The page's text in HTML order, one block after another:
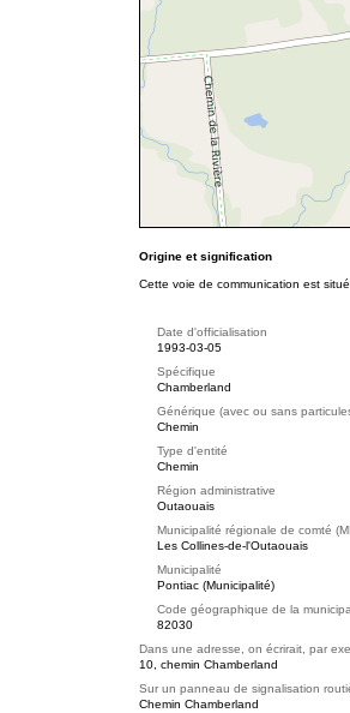
Origine et signification
Cette voie de communication est
Date d'officialisation
1993-03-05
Spécifique
Chamberland
Générique (avec ou sans
Chemin
Type d'entité
Chemin
Région administrative
Outaouais
Municipalité régionale de comté
Les Collines-de-l'Outaouais
Municipalité
Pontiac (Municipalité)
Code géographique de la
82030
Dans une adresse, on écrirait, par
10, chemin Chamberland
Sur un panneau de signalisation
Chemin Chamberland